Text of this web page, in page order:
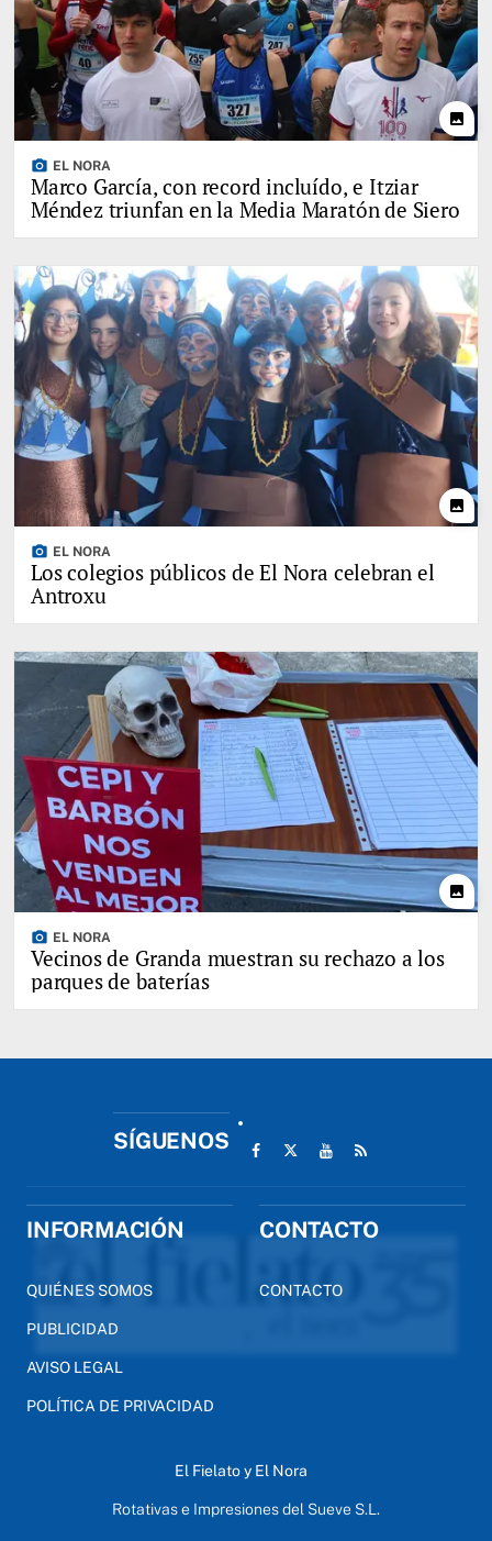
photo
photo_camera EL NORA
Marco García, con record incluído, e Itziar
Méndez triunfan en la Media Maratón de Siero
photo
photo_camera EL NORA
Los colegios públicos de El Nora celebran el
Antroxu
photo
photo_camera EL NORA
Vecinos de Granda muestran su rechazo a los
parques de baterías
SÍGUENOS
INFORMACIÓN
QUIÉNES SOMOS
PUBLICIDAD
AVISO LEGAL
POLÍTICA DE PRIVACIDAD
CONTACTO
CONTACTO
El Fielato y El Nora
Rotativas e Impresiones del Sueve S.L.